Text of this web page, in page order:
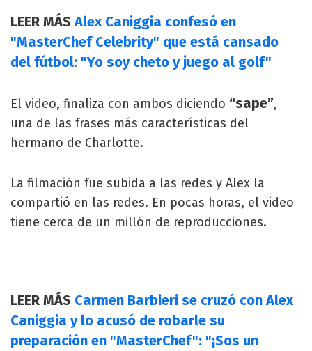
LEER MÁSAlex Caniggia confesó en
"MasterChef Celebrity" que está cansado
del fútbol: "Yo soy cheto y juego al golf"
El video, finaliza con ambos diciendo “sape”,
una de las frases más características del
hermano de Charlotte.
La filmación fue subida a las redes y Alex la
compartió en las redes. En pocas horas, el video
tiene cerca de un millón de reproducciones.
LEER MÁS Carmen Barbieri se cruzó con Alex
Caniggia y lo acusó de robarle su
preparación en "MasterChef": "¡Sos un